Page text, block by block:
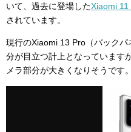
いて、過去に登場したXiaomi 11
されています。
現行のXiaomi 13 Pro（バック
分が目立つ計上となっています
メラ部分が大きくなりそうです。